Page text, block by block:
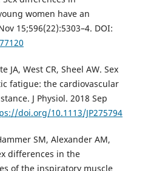
women have an
15;596(22):5303–4. DOI:
JA, West CR, Sheel AW. Sex
fatigue: the cardiovascular
J Physiol. 2018 Sep
doi.org/10.1113/JP275794
SM, Alexander AM,
differences in the
of the inspiratory muscle